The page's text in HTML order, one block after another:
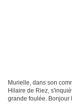
Murielle, dans son
Hilaire de Riez,
grande foulée. Bonjour